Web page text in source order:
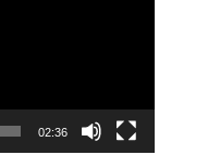
02:36